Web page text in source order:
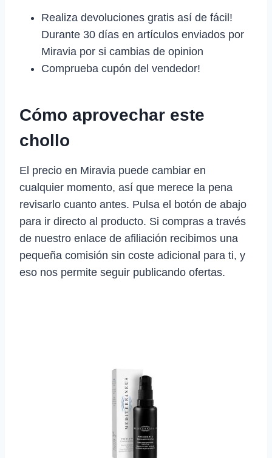
Realiza devoluciones gratis así de fácil!
Durante 30 días en artículos enviados por
Miravia por si cambias de opinion
Comprueba cupón del vendedor!
Cómo aprovechar este
chollo
El precio en Miravia puede cambiar en
cualquier momento, así que merece la pena
revisarlo cuanto antes. Pulsa el botón de abajo
para ir directo al producto. Si compras a través
de nuestro enlace de afiliación recibimos una
pequeña comisión sin coste adicional para ti, y
eso nos permite seguir publicando ofertas.